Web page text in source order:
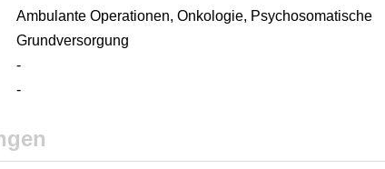
Ambulante Operationen, Onkologie, Psychosomatische
Grundversorgung
-
-